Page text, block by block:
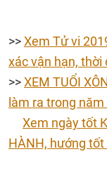
>>Xem Tử vi
xác vận hạn,
>>XEM TUỔI
làm ra trong
Xem ngày tốt
HÀNH, hướng